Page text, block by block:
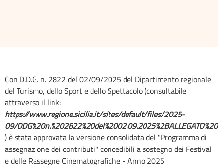
Con D.D.G. n. 2822 del 02/09/2025 del Dipartimento regionale
del Turismo, dello Sport e dello Spettacolo (consultabile
attraverso il link:
https://www.regione.sicilia.it/sites/default/files/2025-
09/
) è stata approvata la versione consolidata del "Programma di
assegnazione dei contributi" concedibili a sostegno dei Festival
e delle Rassegne Cinematografiche - Anno 2025